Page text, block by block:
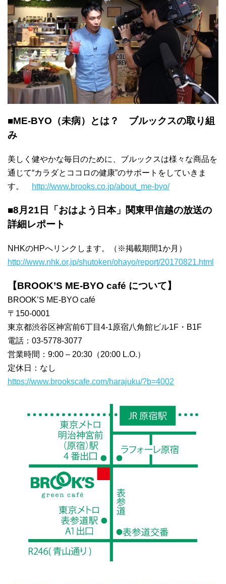
■ME-BYO（未病）とは？ ブルックスの取り組
み
美しく健やかな毎日のために、ブルックスは様々な商品を
通じて“カラダとココロの健康”のサポートをしていきま
す。
http://www.brooks.co.jp/about_me-byo/
■8月21日「おはよう日本」関東甲信越の放送の
詳細レポート
NHKのHPへリンクします。（※掲載期間1か月）
http://www.nhk.or.jp/shutoken/ohayo/report/20170821.html
【BROOK’S ME-BYO café について】
BROOK’S ME-BYO café
〒150-0001
東京都渋谷区神宮前6丁目4-1原宿八角館ビル1F・B1F
電話：03-5778-3077
営業時間：9:00 – 20:30（20:00 L.O.）
定休日：なし
https://www.brookscafe.com/harajuku/?b=4002